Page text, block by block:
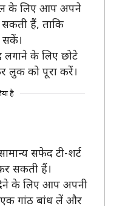
के लिए आप अपने
हैं, ताकि
के लिए छोटे
लुक को पूरा करें।
है
सफेद टी-शर्ट
सकती हैं।
के लिए आप अपनी
एक गांठ बांध लें और